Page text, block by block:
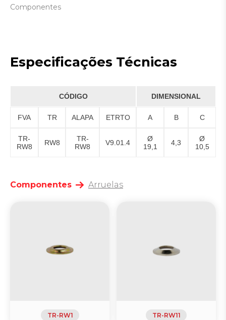
Componentes
Especificações Técnicas
CÓDIGO DIMENSIONAL
FVA TR ALAPA ETRTO A B C
TR-
RW8
RW8
TR-
RW8
V9.01.4
Ø
19,1
4,3
Ø
10,5
Componentes Arruelas
TR-RW1 TR-RW11